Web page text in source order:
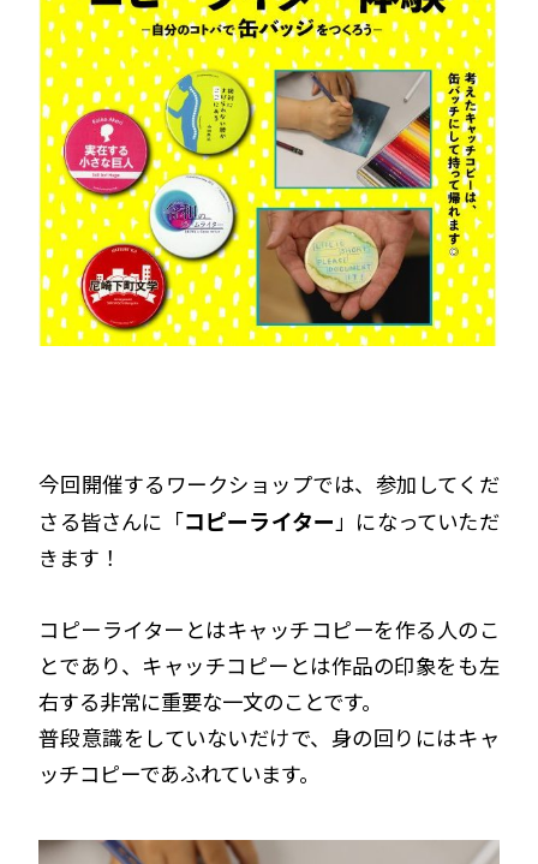
今回開催するワークショップでは、参加してくだ
さる皆さんに「コピーライター 」になっていただ
きます！
コピーライターとはキャッチコピーを作る人のこ
とであり、キャッチコピーとは作品の印象をも左
右する非常に重要な一文のことです。
普段意識をしていないだけで、身の回りにはキャ
ッチコピーであふれています。